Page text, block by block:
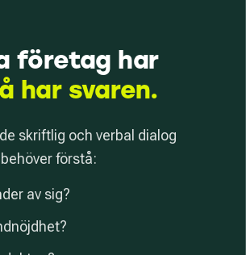
företag har
har svaren.
skriftlig och verbal dialog
förstå:
av sig?